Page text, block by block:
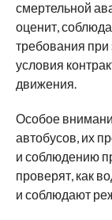
смертельной
оценит,
требования при
условия
движения.
Особое
автобусов, их
и соблюдению
проверят, как
и соблюдают